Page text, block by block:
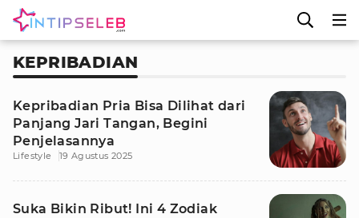
KEPRIBADIAN
Kepribadian Pria Bisa Dilihat dari
Panjang Jari Tangan, Begini
Penjelasannya
Lifestyle 19 Agustus 2025
Suka Bikin Ribut! Ini 4 Zodiak